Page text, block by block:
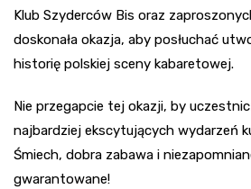
Klub Szyderców Bis oraz
doskonała okazja, aby posłuchać
historię polskiej sceny kabaretowej.
Nie przegapcie tej okazji, by
najbardziej ekscytujących wydarzeń
Śmiech, dobra zabawa i
gwarantowane!